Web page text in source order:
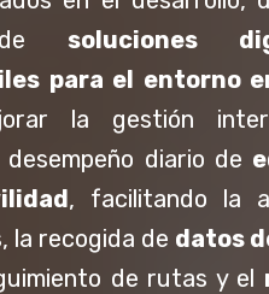
de soluciones
para el entorno
la gestión
diario de
, facilitando la
la recogida de datos
de rutas y el